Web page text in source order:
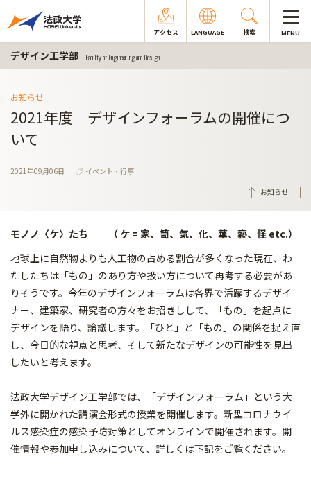
アクセス LANGUAGE 検索 MENU
デザイン工学部 Faculty of Engineering and Design
お知らせ
2021年度 デザインフォーラムの開催につ
いて
2021年09月06日
イベント・行事
お知らせ
モノノ〈ケ〉たち （ ケ = 家、笥、気、化、華、褻、怪 etc.）
地球上に自然物よりも人工物の占める割合が多くなった現在、わ
たしたちは「もの」のあり方や扱い方について再考する必要があ
りそうです。今年のデザインフォーラムは各界で活躍するデザイ
ナー、建築家、研究者の方々をお招きしして、「もの」を起点に
デザインを語り、論議します。「ひと」と「もの」の関係を捉え直
し、今日的な視点と思考、そして新たなデザインの可能性を見出
したいと考えます。
法政大学デザイン工学部では、「デザインフォーラム」という大
学外に開かれた講演会形式の授業を開催します。新型コロナウイ
ルス感染症の感染予防対策としてオンラインで開催されます。開
催情報や参加申し込みについて、詳しくは下記をご覧ください。